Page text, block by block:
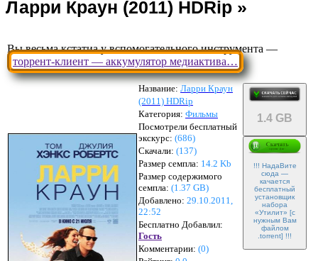
Вы весьма кстатиа у вспомогательного инструмента —
торрент-клиент — аккумулятор медиактива…
Название: Ларри Краун
(2011) HDRip
1.4 GB
!!! НадаВите
сюда —
качается
бесплатный
установщик
набора
«Утилит» [с
нужным Вам
файлом
.torrent] !!!
Категория: Фильмы
Посмотрели бесплатный
экскурс: (686)
Скачали: (137)
Размер семпла: 14.2 Kb
Размер содержимого
семпла: (1.37 GB)
Добавлено: 29.10.2011,
22:52
Бесплатно Добавлил:
Гость
Комментарии: (0)